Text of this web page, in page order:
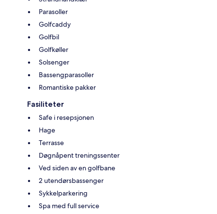
Parasoller
Golfcaddy
Golfbil
Golfkøller
Solsenger
Bassengparasoller
Romantiske pakker
Fasiliteter
Safe i resepsjonen
Hage
Terrasse
Døgnåpent treningssenter
Ved siden av en golfbane
2 utendørsbassenger
Sykkelparkering
Spa med full service